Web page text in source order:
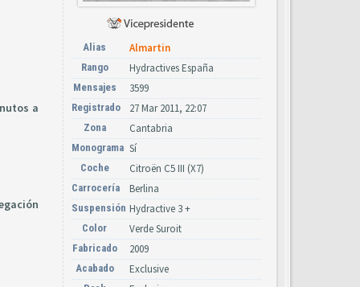
a
Alias Almartin
Rango Hydractives España
Mensajes 3599
Registrado 27 Mar 2011, 22:07
Zona Cantabria
Monograma Sí
Coche Citroën C5 III (X7)
Carrocería Berlina
Suspensión Hydractive 3 +
Color Verde Suroit
Fabricado 2009
Acabado Exclusive